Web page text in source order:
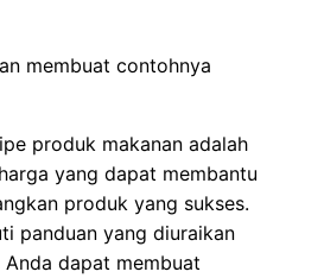
produk makanan adalah
yang dapat membantu
produk yang sukses.
panduan yang diuraikan
dapat membuat